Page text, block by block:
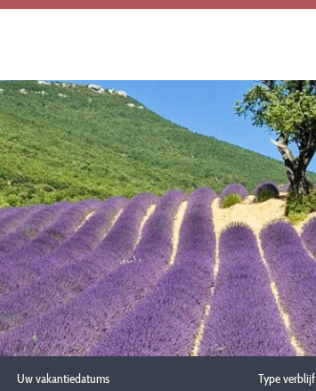
Uw vakantiedatums Type verblijf